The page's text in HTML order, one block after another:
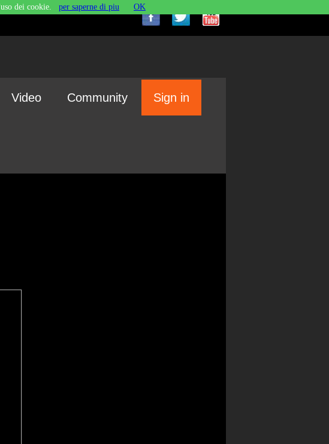
Video Community Sign in
dei cookie. per saperne di piu OK